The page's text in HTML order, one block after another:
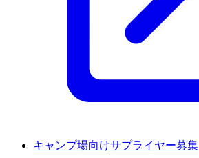
キャンプ場向けサプライヤー募集